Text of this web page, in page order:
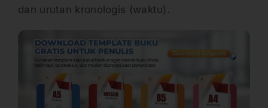
dan urutan kronologis (waktu).